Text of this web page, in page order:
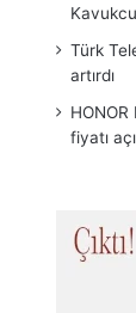
Türk
artırdı
fiyatı